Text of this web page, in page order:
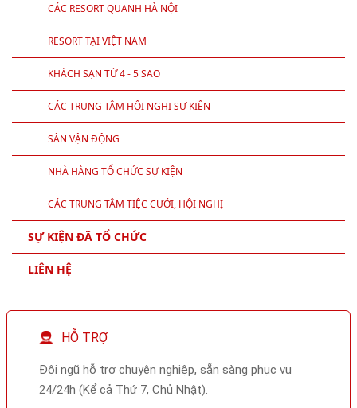
CÁC RESORT QUANH HÀ NỘI
RESORT TẠI VIỆT NAM
KHÁCH SẠN TỪ 4 - 5 SAO
CÁC TRUNG TÂM HỘI NGHỊ SỰ KIỆN
SÂN VẬN ĐỘNG
NHÀ HÀNG TỔ CHỨC SỰ KIỆN
CÁC TRUNG TÂM TIỆC CƯỚI, HỘI NGHỊ
SỰ KIỆN ĐÃ TỔ CHỨC
LIÊN HỆ
HỖ TRỢ
Đội ngũ hỗ trợ chuyên nghiệp, sẵn sàng phục vụ
24/24h (Kể cả Thứ 7, Chủ Nhật).